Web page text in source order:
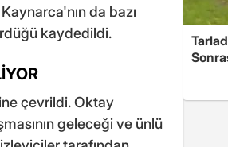
da bazı
kaydedildi.
çevrildi. Oktay
geleceği ve ünlü